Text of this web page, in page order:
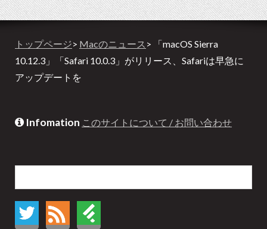
トップページ> Macのニュース > 「macOS Sierra
10.12.3」「Safari 10.0.3」がリリース、Safariは早急に
アップデートを
Infomation このサイトについて / お問い合わせ